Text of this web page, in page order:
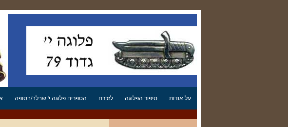
על אודות סיפור הפלוגה לזכרם הספרים פלוגה י' שבלב/בסופה